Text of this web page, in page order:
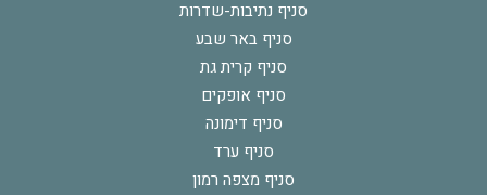
סניף נתיבות-שדרות
סניף באר שבע
סניף קרית גת
סניף אופקים
סניף דימונה
סניף ערד
סניף מצפה רמון